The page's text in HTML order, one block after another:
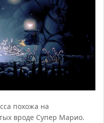
похожа на
вроде Супер Марио.